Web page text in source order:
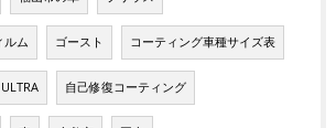
ム ゴースト コーティング車種サイズ表
自己修復コーティング